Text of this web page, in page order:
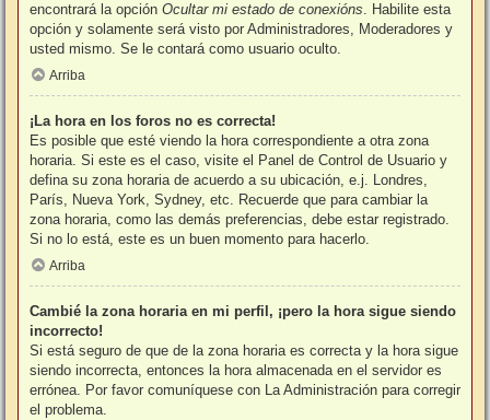
encontrará la opción Ocultar mi estado de conexións. Habilite esta
opción y solamente será visto por Administradores, Moderadores y
usted mismo. Se le contará como usuario oculto.
Arriba
¡La hora en los foros no es correcta!
Es posible que esté viendo la hora correspondiente a otra zona
horaria. Si este es el caso, visite el Panel de Control de Usuario y
defina su zona horaria de acuerdo a su ubicación, e.j. Londres,
París, Nueva York, Sydney, etc. Recuerde que para cambiar la
zona horaria, como las demás preferencias, debe estar registrado.
Si no lo está, este es un buen momento para hacerlo.
Arriba
Cambié la zona horaria en mi perfil, ¡pero la hora sigue siendo
incorrecto!
Si está seguro de que de la zona horaria es correcta y la hora sigue
siendo incorrecta, entonces la hora almacenada en el servidor es
errónea. Por favor comuníquese con La Administración para corregir
el problema.